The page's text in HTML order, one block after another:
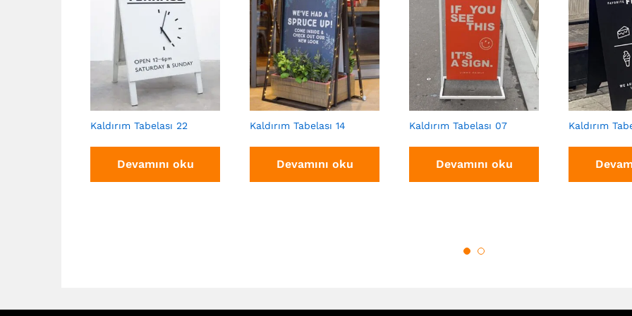
Kaldırım Tabelası 22
Devamını oku
Kaldırım Tabelası 14
Devamını oku
Kaldırım Tabelası 07
Devamını oku
Kaldırım